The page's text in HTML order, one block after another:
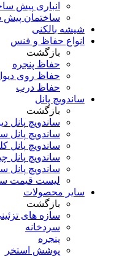
انباری پیش
ساختمان پیش
شیشه بالکنی
انواع حفاظ و فنس
بازگشت
حفاظ پنجره
حفاظ روی
حفاظ درب
ساندویچ پانل
بازگشت
ساندویچ پانل
ساندویچ پانل
ساندویچ پانل
ساندویچ پانل
ساندویچ پانل
لیست قیمت
سایر محصولات
بازگشت
سازه های
سردخانه
پنجره
پوشش استخر